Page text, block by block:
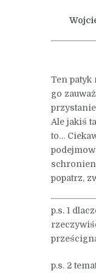
Ten
go
Ale jakiś
to…
popatrz,
p.s. 1
p.s. 2